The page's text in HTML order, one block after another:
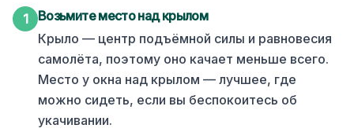
1
Возьмите место над крылом
Крыло — центр подъёмной силы и равновесия
самолёта, поэтому оно качает меньше всего.
Место у окна над крылом — лучшее, где
можно сидеть, если вы беспокоитесь об
укачивании.